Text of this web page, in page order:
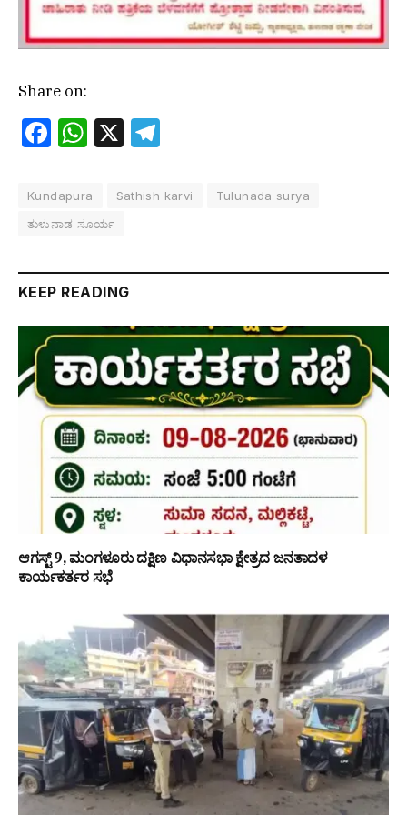
Share on:
Facebook
WhatsApp
X
Kundapura Sathish karvi
Tulunada surya
ತುಳುನಾಡ ಸೂರ್ಯ
KEEP READING
ಆಗಸ್ಟ್ 9, ಮಂಗಳೂರು ದಕ್ಷಿಣ ವಿಧಾನಸಭಾ ಕ್ಷೇತ್ರದ ಜನತಾದಳ
ಕಾರ್ಯಕರ್ತರ ಸಭೆ